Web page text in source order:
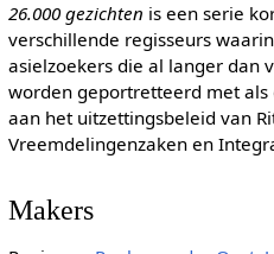
26.000 gezichten is een serie
verschillende regisseurs
asielzoekers die al langer dan
worden geportretteerd met
aan het uitzettingsbeleid van
Vreemdelingenzaken en
Makers